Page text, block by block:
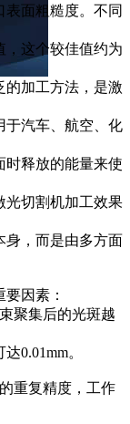
面粗糙度。不同
，这个较佳值约为
的加工方法，是激
于汽车、航空、化
时释放的能量来使
光切割机加工效果
身，而是由多方面
因素：
聚集后的光斑越
0.01mm。
重复精度，工作